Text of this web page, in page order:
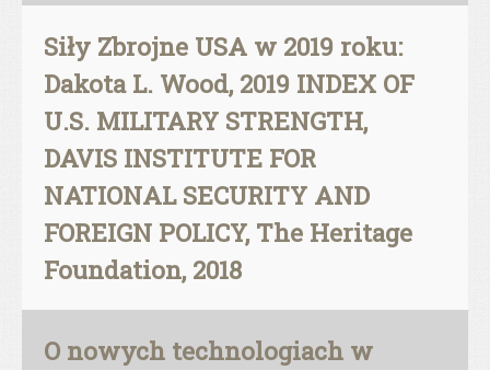
Siły Zbrojne USA w 2019 roku:
Dakota L. Wood, 2019 INDEX OF
U.S. MILITARY STRENGTH,
DAVIS INSTITUTE FOR
NATIONAL SECURITY AND
FOREIGN POLICY, The Heritage
Foundation, 2018
O nowych technologiach w